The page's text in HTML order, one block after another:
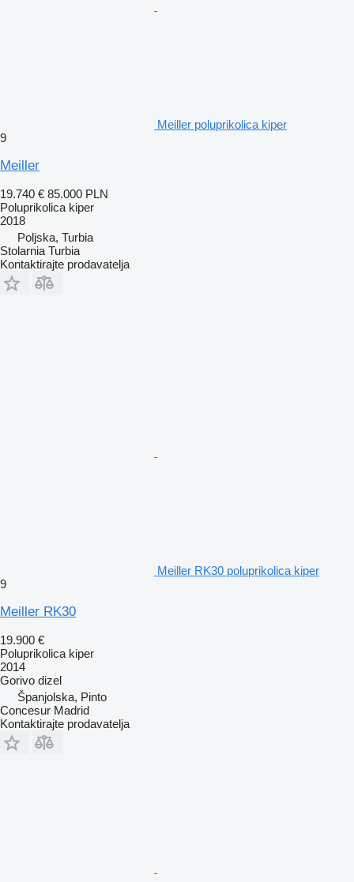
Meiller poluprikolica kiper
9
Meiller
19.740 € 85.000 PLN
Poluprikolica kiper
2018
Poljska, Turbia
Stolarnia Turbia
Kontaktirajte prodavatelja
Meiller RK30 poluprikolica kiper
9
Meiller RK30
19.900 €
Poluprikolica kiper
2014
Gorivo dizel
Španjolska, Pinto
Concesur Madrid
Kontaktirajte prodavatelja